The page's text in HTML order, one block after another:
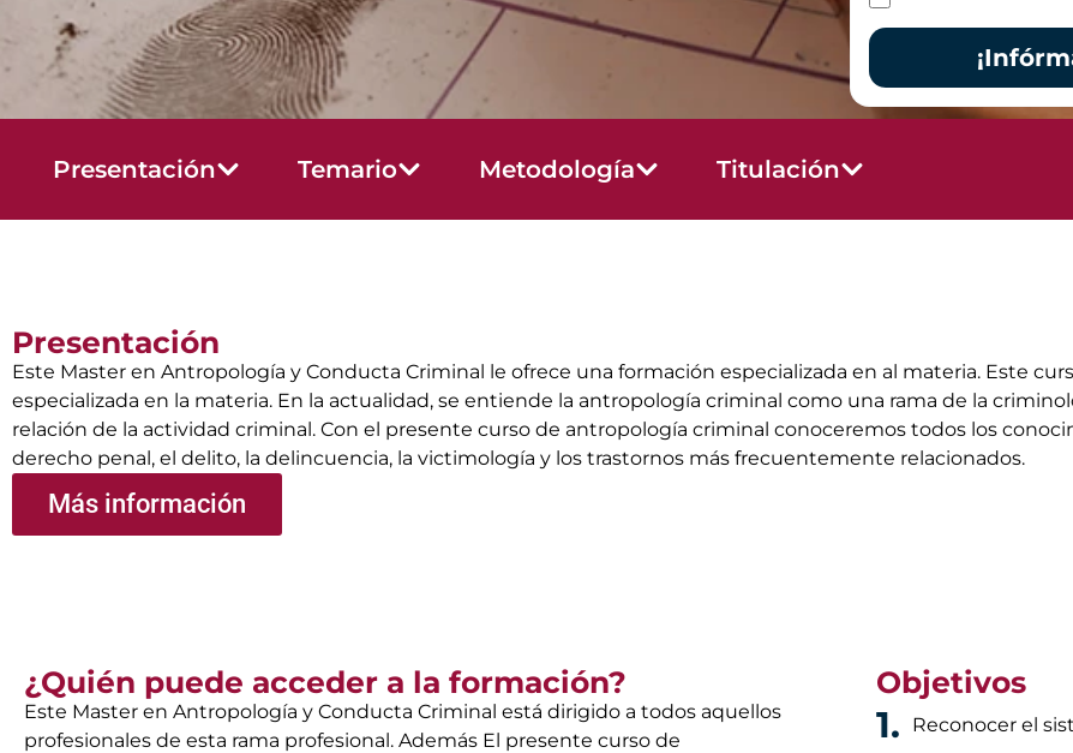
Presentación Temario Metodología Titulación
Presentación
Este Master en Antropología y Conducta Criminal le ofrece una formación especializada en al materia. Este
especializada en la materia. En la actualidad, se entiende la antropología criminal como una rama de la
relación de la actividad criminal. Con el presente curso de antropología criminal conoceremos todos los
derecho penal, el delito, la delincuencia, la victimología y los trastornos más frecuentemente relacionados.
Más información
¿Quién puede acceder a la formación?
Este Master en Antropología y Conducta Criminal está dirigido a todos aquellos
profesionales de esta rama profesional. Además El presente curso de
Objetivos
1. Reconocer el